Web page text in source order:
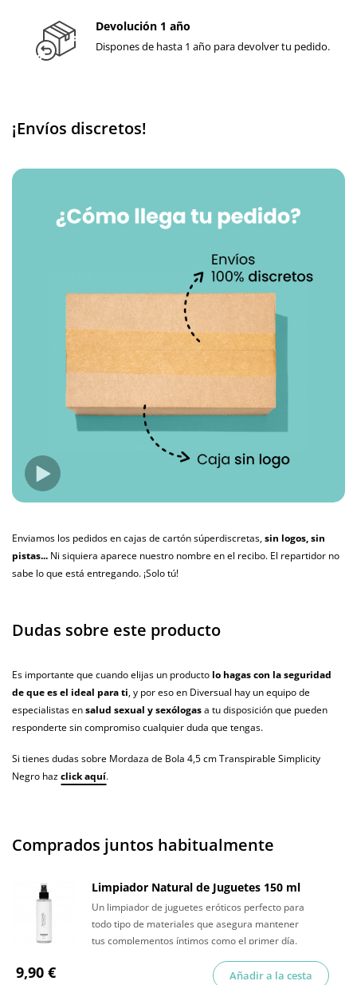
Devolución 1 año
Dispones de hasta 1 año para devolver tu pedido.
¡Envíos discretos!
Enviamos los pedidos en cajas de cartón súperdiscretas,sin logos, sin
pistas... Ni siquiera aparece nuestro nombre en el recibo. El repartidor no
sabe lo que está entregando. ¡Solo tú!
Dudas sobre este producto
Es importante que cuando elijas un producto lo hagas con la seguridad
de que es el ideal para ti, y por eso en Diversual hay un equipo de
especialistas ensalud sexual y sexólogasa tu disposición que pueden
responderte sin compromiso cualquier duda que tengas.
Si tienes dudas sobre Mordaza de Bola 4,5 cm Transpirable Simplicity
Negro hazclick aquí.
Comprados juntos habitualmente
Limpiador Natural de Juguetes 150 ml
Un limpiador de juguetes eróticos perfecto para
todo tipo de materiales que asegura mantener
tus complementos íntimos como el primer día.
9,90 € Añadir a la cesta